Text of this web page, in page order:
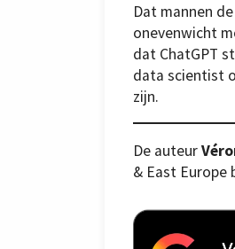
Dat mannen
onevenwicht
dat ChatGPT
data scientist
zijn.
De auteur
& East Europe